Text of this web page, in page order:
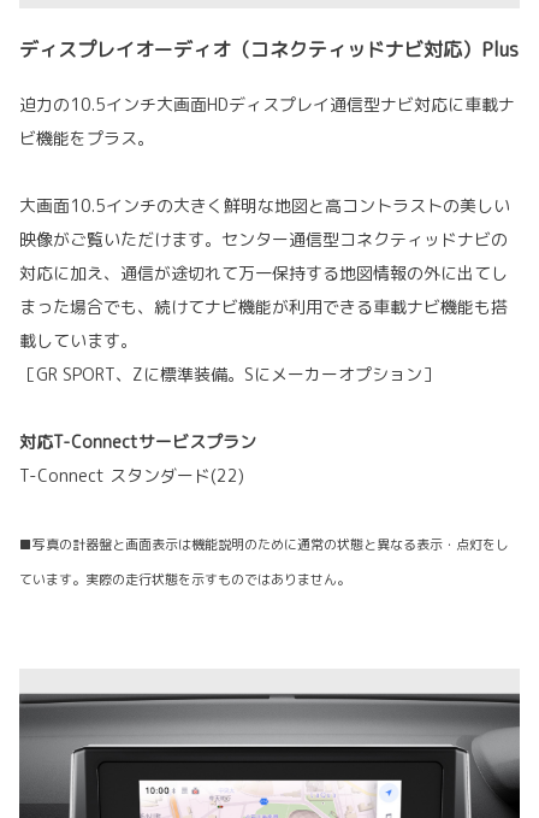
ディスプレイオーディオ（コネクティッドナビ対応）Plus
迫力の10.5インチ大画面HDディスプレイ通信型ナビ対応に車載ナ
ビ機能をプラス。
大画面10.5インチの大きく鮮明な地図と高コントラストの美しい
映像がご覧いただけます。センター通信型コネクティッドナビの
対応に加え、通信が途切れて万一保持する地図情報の外に出てし
まった場合でも、続けてナビ機能が利用できる車載ナビ機能も搭
載しています。
［GR SPORT、Zに標準装備。Sにメーカーオプション］
対応T-Connectサービスプラン
T-Connect スタンダード(22)
■写真の計器盤と画面表示は機能説明のために通常の状態と異なる表示・点灯をし
ています。実際の走行状態を示すものではありません。